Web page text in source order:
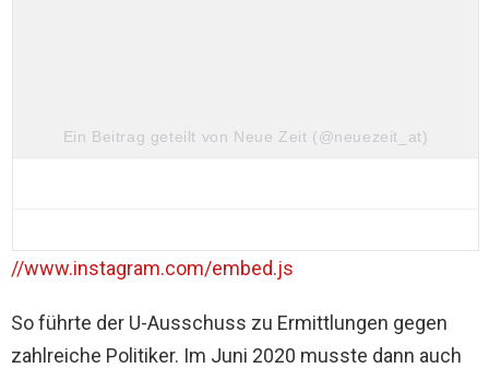
Ein Beitrag geteilt von Neue Zeit (@neuezeit_at)
//www.instagram.com/embed.js
So führte der U-Ausschuss zu Ermittlungen gegen
zahlreiche Politiker. Im Juni 2020 musste dann auch